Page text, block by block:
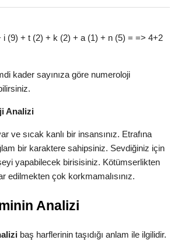
i (9) + t (2) + k (2) + a (1) + n (5) = => 4+2
kader sayınıza göre numeroloji
Analizi
ve sıcak kanlı bir insansınız. Etrafına
bir karaktere sahipsiniz. Sevdiğiniz için
yapabilecek birisisiniz. Kötümserlikten
edilmekten çok korkmamalısınız.
Analizi
baş harflerinin taşıdığı anlam ile ilgilidir.